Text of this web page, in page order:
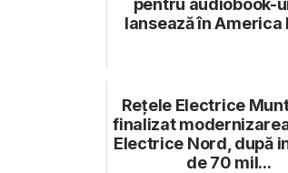
pentru audiobook-
lansează în America
Rețele Electrice
finalizat
Electrice Nord, după
de 70 mil...